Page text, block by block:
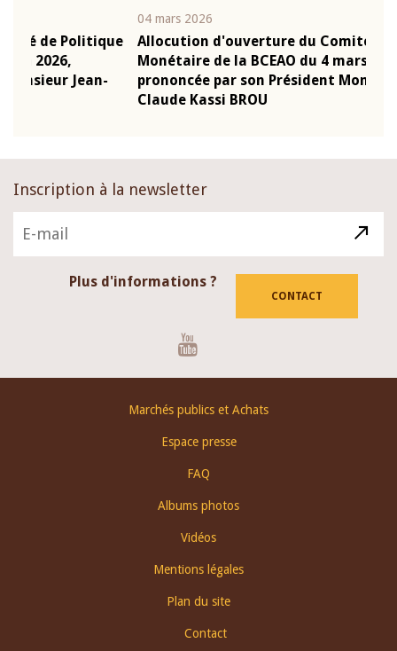
Allocution d'ouverture du Comité de Politique
Monétaire de la BCEAO du 4 mars 2026,
prononcée par son Président Monsieur Jean-
Claude Kassi BROU
Inscription à la newsletter
Plus d'informations ?
CONTACT
Marchés publics et Achats
Espace presse
FAQ
Albums photos
Vidéos
Mentions légales
Plan du site
Contact